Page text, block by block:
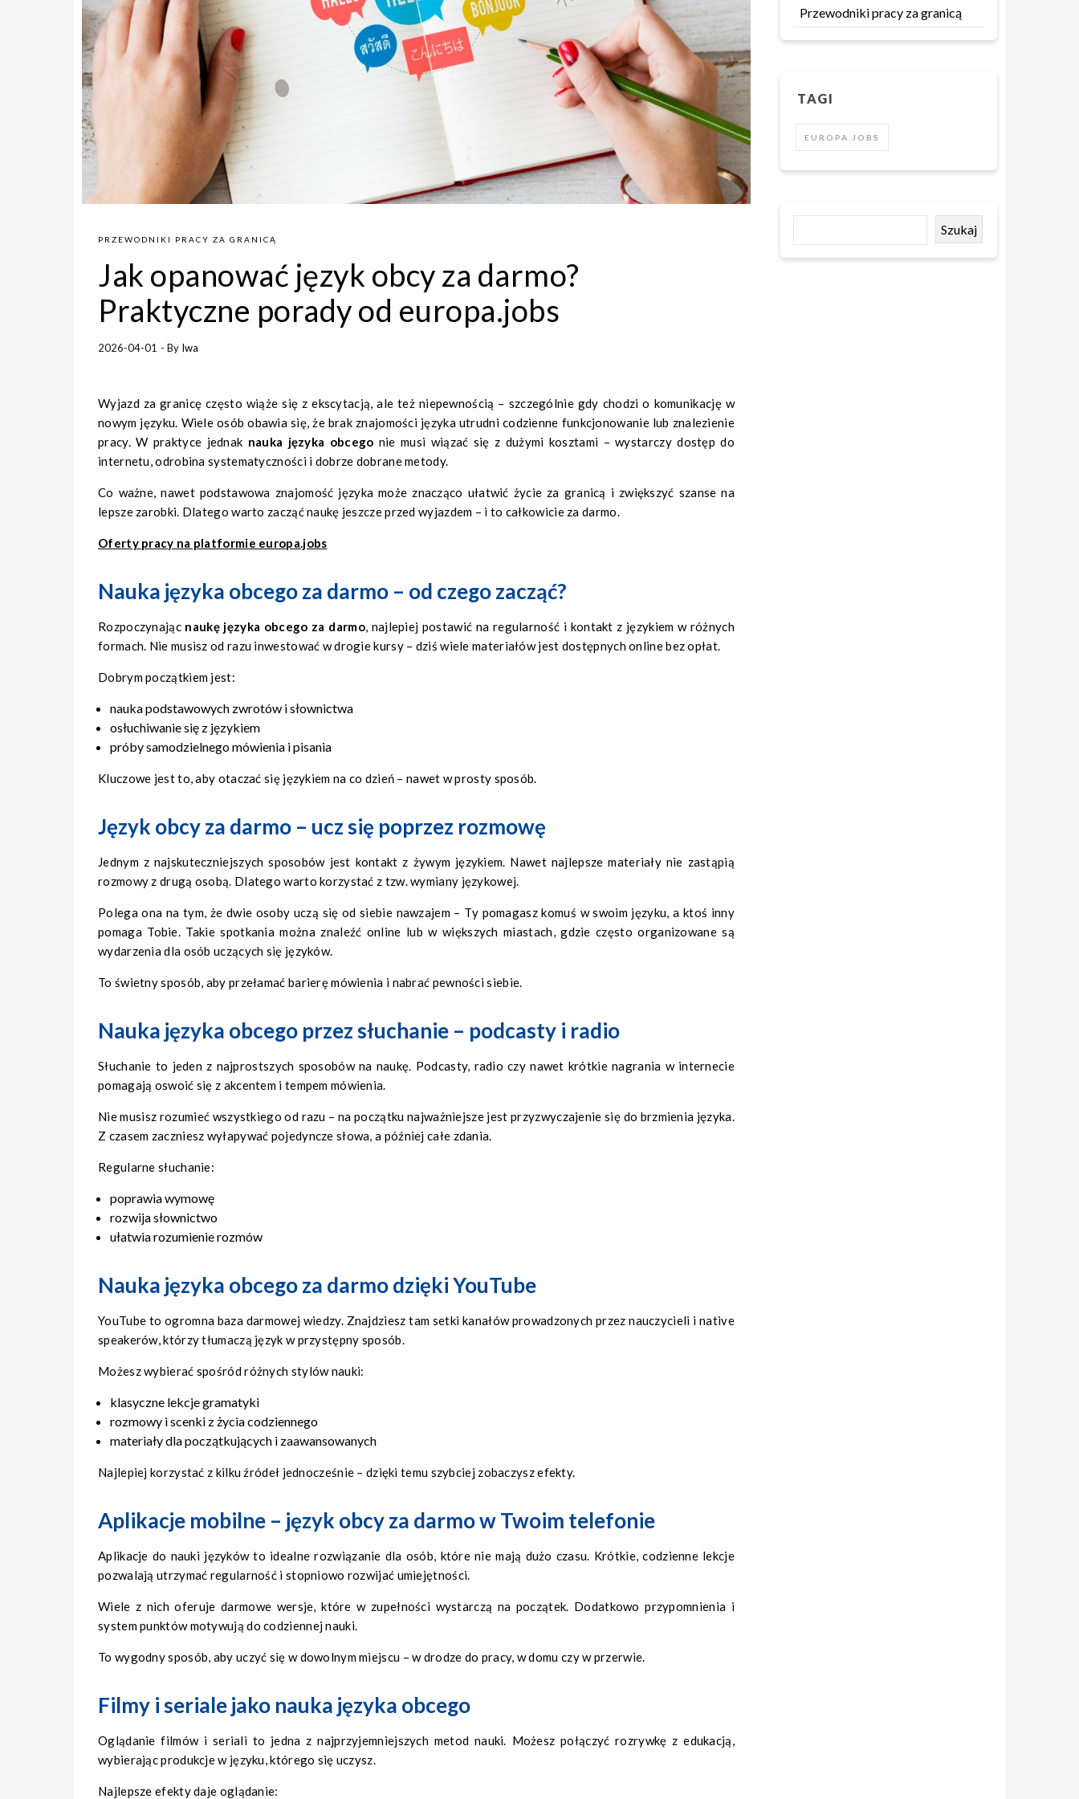
PRZEWODNIKI PRACY ZA GRANICĄ
Jak opanować język obcy za darmo?
Praktyczne porady od europa.jobs
2026-04-01 - By Iwa
Wyjazd za granicę często wiąże się z ekscytacją, ale też niepewnością – szczególnie gdy chodzi o komunikację w
nowym języku. Wiele osób obawia się, że brak znajomości języka utrudni codzienne funkcjonowanie lub znalezienie
pracy. W praktyce jednak nauka języka obcego nie musi wiązać się z dużymi kosztami – wystarczy dostęp do
internetu, odrobina systematyczności i dobrze dobrane metody.
Co ważne, nawet podstawowa znajomość języka może znacząco ułatwić życie za granicą i zwiększyć szanse na
lepsze zarobki. Dlatego warto zacząć naukę jeszcze przed wyjazdem – i to całkowicie za darmo.
Oferty pracy na platformie europa.jobs
Nauka języka obcego za darmo – od czego zacząć?
Rozpoczynając naukę języka obcego za darmo, najlepiej postawić na regularność i kontakt z językiem w różnych
formach. Nie musisz od razu inwestować w drogie kursy – dziś wiele materiałów jest dostępnych online bez opłat.
Dobrym początkiem jest:
nauka podstawowych zwrotów i słownictwa
osłuchiwanie się z językiem
próby samodzielnego mówienia i pisania
Kluczowe jest to, aby otaczać się językiem na co dzień – nawet w prosty sposób.
Język obcy za darmo – ucz się poprzez rozmowę
Jednym z najskuteczniejszych sposobów jest kontakt z żywym językiem. Nawet najlepsze materiały nie zastąpią
rozmowy z drugą osobą. Dlatego warto korzystać z tzw. wymiany językowej.
Polega ona na tym, że dwie osoby uczą się od siebie nawzajem – Ty pomagasz komuś w swoim języku, a ktoś inny
pomaga Tobie. Takie spotkania można znaleźć online lub w większych miastach, gdzie często organizowane są
wydarzenia dla osób uczących się języków.
To świetny sposób, aby przełamać barierę mówienia i nabrać pewności siebie.
Nauka języka obcego przez słuchanie – podcasty i radio
Słuchanie to jeden z najprostszych sposobów na naukę. Podcasty, radio czy nawet krótkie nagrania w internecie
pomagają oswoić się z akcentem i tempem mówienia.
Nie musisz rozumieć wszystkiego od razu – na początku najważniejsze jest przyzwyczajenie się do brzmienia języka.
Z czasem zaczniesz wyłapywać pojedyncze słowa, a później całe zdania.
Regularne słuchanie:
poprawia wymowę
rozwija słownictwo
ułatwia rozumienie rozmów
Nauka języka obcego za darmo dzięki YouTube
YouTube to ogromna baza darmowej wiedzy. Znajdziesz tam setki kanałów prowadzonych przez nauczycieli i native
speakerów, którzy tłumaczą język w przystępny sposób.
Możesz wybierać spośród różnych stylów nauki:
klasyczne lekcje gramatyki
rozmowy i scenki z życia codziennego
materiały dla początkujących i zaawansowanych
Najlepiej korzystać z kilku źródeł jednocześnie – dzięki temu szybciej zobaczysz efekty.
Aplikacje mobilne – język obcy za darmo w Twoim telefonie
Aplikacje do nauki języków to idealne rozwiązanie dla osób, które nie mają dużo czasu. Krótkie, codzienne lekcje
pozwalają utrzymać regularność i stopniowo rozwijać umiejętności.
Wiele z nich oferuje darmowe wersje, które w zupełności wystarczą na początek. Dodatkowo przypomnienia i
system punktów motywują do codziennej nauki.
To wygodny sposób, aby uczyć się w dowolnym miejscu – w drodze do pracy, w domu czy w przerwie.
Filmy i seriale jako nauka języka obcego
Oglądanie filmów i seriali to jedna z najprzyjemniejszych metod nauki. Możesz połączyć rozrywkę z edukacją,
wybierając produkcje w języku, którego się uczysz.
Najlepsze efekty daje oglądanie:
Przewodniki pracy za granicą
TAGI
EUROPA.JOBS
Szukaj